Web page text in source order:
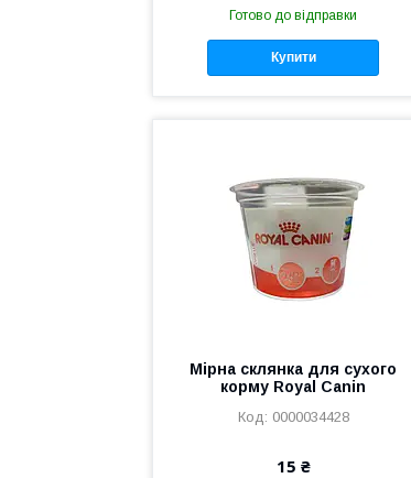
Готово до відправки
Купити
Мірна склянка для сухого
корму Royal Canin
0000034428
15 ₴